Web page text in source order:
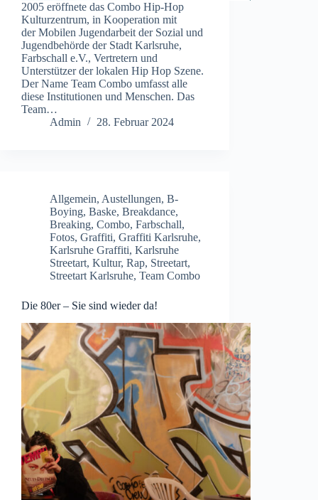
2005 eröffnete das Combo Hip-Hop
Kulturzentrum, in Kooperation mit
der Mobilen Jugendarbeit der Sozial und
Jugendbehörde der Stadt Karlsruhe,
Farbschall e.V., Vertretern und
Unterstützer der lokalen Hip Hop Szene.
Der Name Team Combo umfasst alle
diese Institutionen und Menschen. Das
Team…
Admin
28. Februar 2024
Allgemein, Austellungen, B-
Boying, Baske, Breakdance,
Breaking, Combo, Farbschall,
Fotos, Graffiti, Graffiti Karlsruhe,
Karlsruhe Graffiti, Karlsruhe
Streetart, Kultur, Rap, Streetart,
Streetart Karlsruhe, Team Combo
Die 80er – Sie sind wieder da!